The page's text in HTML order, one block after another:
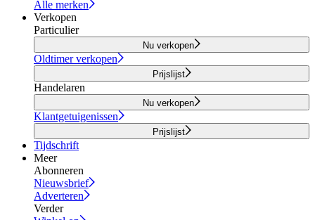
Alle merken
Verkopen
Particulier
Nu verkopen
Oldtimer verkopen
Prijslijst
Handelaren
Nu verkopen
Klantgetuigenissen
Prijslijst
Tijdschrift
Meer
Abonneren
Nieuwsbrief
Adverteren
Verder